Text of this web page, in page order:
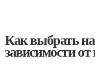
Как выбрать
зависимости